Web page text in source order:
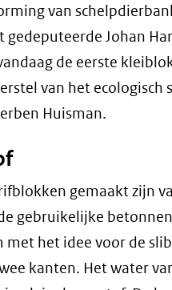
van
gedeputeerde Johan
de eerste
van het ecologisch
Huisman.
gemaakt zijn
gebruikelijke
het idee voor de
kanten. Het water